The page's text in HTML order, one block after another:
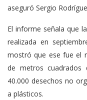
aseguró Sergio
El informe señala que
realizada en
mostró que ese fue el
de metros cuadrados
40.000 desechos no
a plásticos.